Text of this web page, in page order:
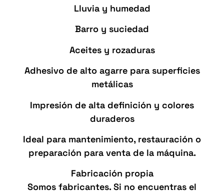
Lluvia y humedad
Barro y suciedad
Aceites y rozaduras
Adhesivo de alto agarre para superficies
metálicas
Impresión de alta definición y colores
duraderos
Ideal para mantenimiento, restauración o
preparación para venta de la máquina.
Fabricación propia
Somos fabricantes. Si no encuentras el